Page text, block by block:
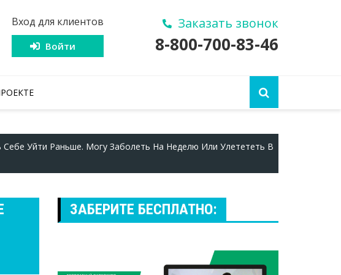
Вход для клиентов
Войти
Заказать звонок
8-800-700-83-46
Уйти Раньше. Могу Заболеть На Неделю Или Улетететь В
ЗАБЕРИТЕ БЕСПЛАТНО: